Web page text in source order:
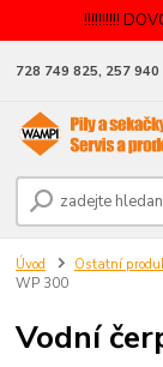
!!!!!!!!!!
728 749 825, 257 940
Úvod Ostatní
WP 300
Vodní